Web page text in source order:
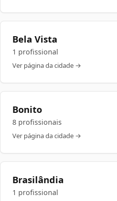
Bela Vista
1 profissional
Ver página da cidade →
Bonito
8 profissionais
Ver página da cidade →
Brasilândia
1 profissional